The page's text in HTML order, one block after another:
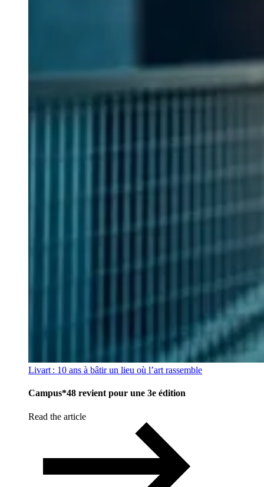
Livart : 10 ans à bâtir un lieu où l’art rassemble
Campus*48 revient pour une 3e édition
Read the article